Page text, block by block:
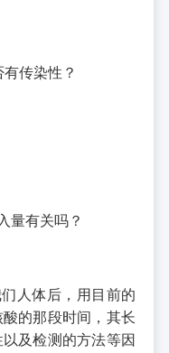
传染性？
量有关吗？
人体后，用目前的
的那段时间，其长
及检测的方法等因